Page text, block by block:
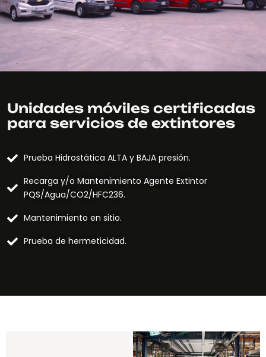
Unidades móviles certificadas
para servicios de extintores
Prueba Hidrostática ALTA y BAJA presión.
Recarga y/o Mantenimiento Agente Extintor
PQS/Agua/CO2/HFC236.
Mantenimiento en sitio.
Prueba de hermeticidad.